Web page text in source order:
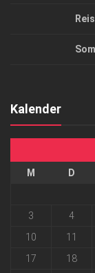
Kalender
M D
3
4
10
11
17
18